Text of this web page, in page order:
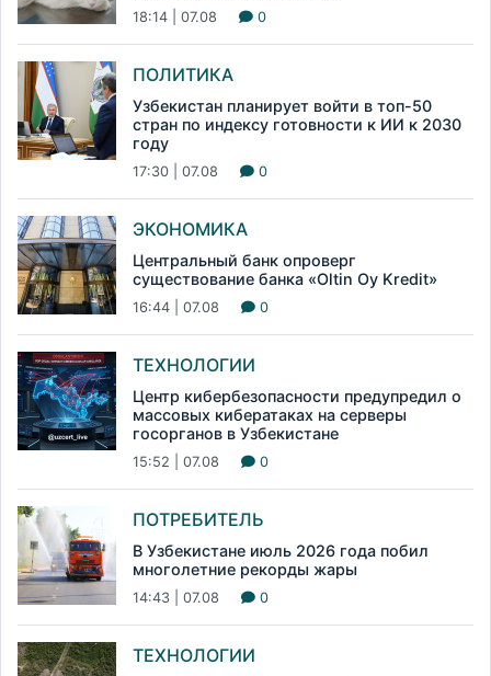
18:14 | 07.08 0
ПОЛИТИКА
Узбекистан планирует войти в топ-50
стран по индексу готовности к ИИ к 2030
году
17:30 | 07.08 0
ЭКОНОМИКА
Центральный банк опроверг
существование банка «Oltin Oy Kredit»
16:44 | 07.08 0
ТЕХНОЛОГИИ
Центр кибербезопасности предупредил о
массовых кибератаках на серверы
госорганов в Узбекистане
15:52 | 07.08 0
ПОТРЕБИТЕЛЬ
В Узбекистане июль 2026 года побил
многолетние рекорды жары
14:43 | 07.08 0
ТЕХНОЛОГИИ